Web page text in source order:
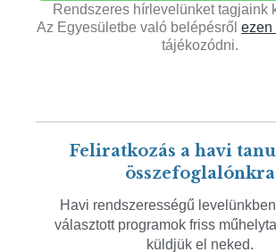
Rendszeres hírlevelünket tagjaink
Az Egyesületbe való belépésről ezen
tájékozódni.
Feliratkozás a havi
összefoglalónkra
Havi rendszerességű
választott programok friss
küldjük el neked.